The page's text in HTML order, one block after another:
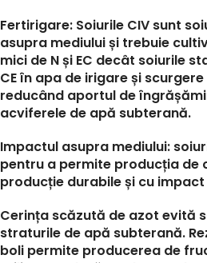
Fertirigare: Soiurile CIV sunt
asupra mediului și trebuie
mici de N și EC decât soiurile
CE în apa de irigare și
reducând aportul de
acviferele de apă subterană.
Impactul asupra mediului:
pentru a permite producția de
producție durabile și cu
Cerința scăzută de azot evită
straturile de apă subterană.
boli permite producerea de